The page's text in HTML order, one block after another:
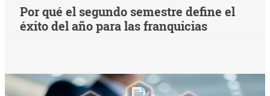
Por qué el segundo semestre define el
éxito del año para las franquicias